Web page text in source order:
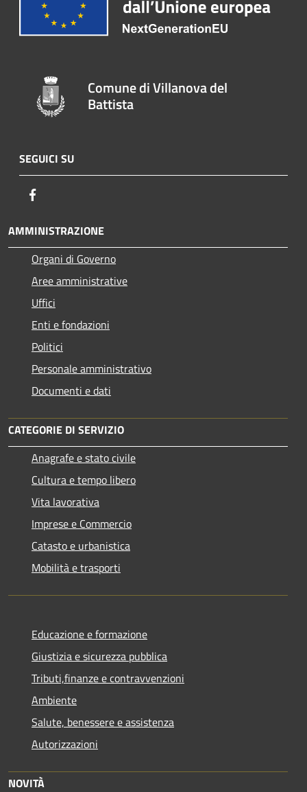
Comune di Villanova del
Battista
SEGUICI SU
AMMINISTRAZIONE
Organi di Governo
Aree amministrative
Uffici
Enti e fondazioni
Politici
Personale amministrativo
Documenti e dati
CATEGORIE DI SERVIZIO
Anagrafe e stato civile
Cultura e tempo libero
Vita lavorativa
Imprese e Commercio
Catasto e urbanistica
Mobilità e trasporti
Educazione e formazione
Giustizia e sicurezza pubblica
Tributi,finanze e contravvenzioni
Ambiente
Salute, benessere e assistenza
Autorizzazioni
NOVITÀ